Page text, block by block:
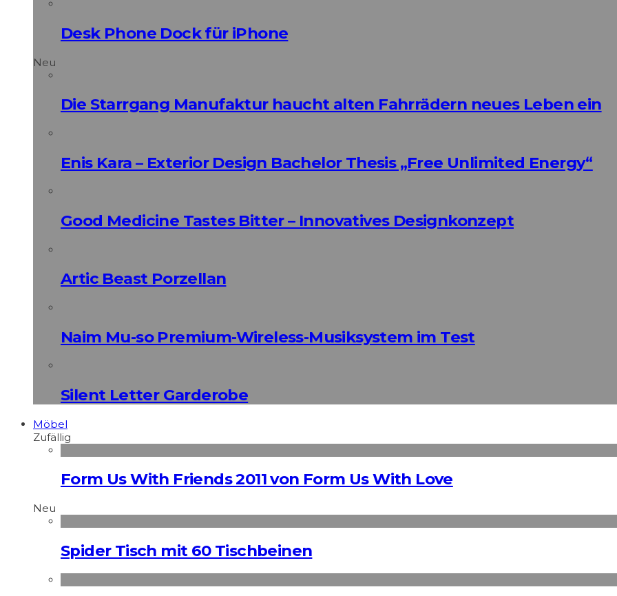
Desk Phone Dock für iPhone
Neu
Die Starrgang Manufaktur haucht alten Fahrrädern neues Leben ein
Enis Kara – Exterior Design Bachelor Thesis „Free Unlimited Energy“
Good Medicine Tastes Bitter – Innovatives Designkonzept
Artic Beast Porzellan
Naim Mu-so Premium-Wireless-Musiksystem im Test
Silent Letter Garderobe
Möbel
Zufällig
Form Us With Friends 2011 von Form Us With Love
Neu
Spider Tisch mit 60 Tischbeinen